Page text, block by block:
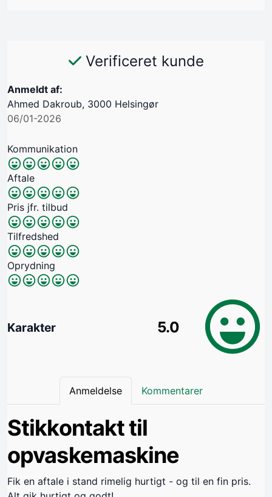
Verificeret kunde
Anmeldt af:
Ahmed Dakroub, 3000 Helsingør
06/01-2026
Kommunikation
Aftale
Pris jfr. tilbud
Tilfredshed
Oprydning
Karakter 5.0
Anmeldelse Kommentarer
Stikkontakt til
opvaskemaskine
Fik en aftale i stand rimelig hurtigt - og til en fin pris.